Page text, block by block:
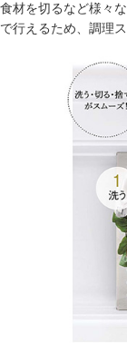
食材を切るなど様々
で行えるため、調理